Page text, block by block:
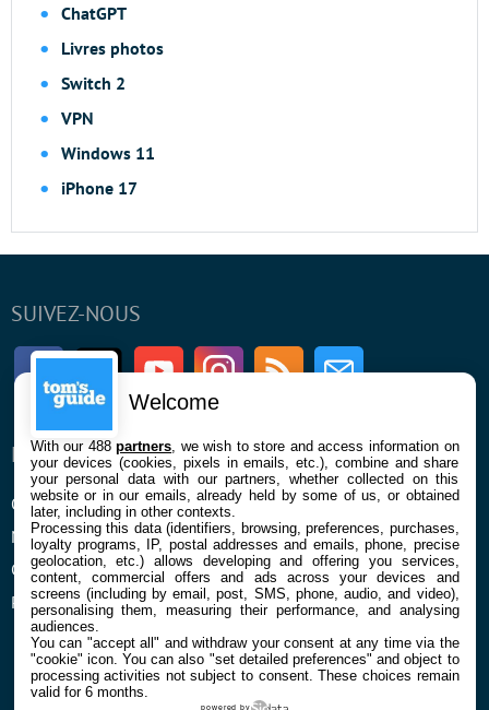
ChatGPT
Livres photos
Switch 2
VPN
Windows 11
iPhone 17
SUIVEZ-NOUS
FacebookTwitter Youtube InstagramRSS Newsletter
ENTREPRISE
Qui sommes nous
Mentions légales et CGU
Confidentialité et Cookies
Préférences cookies
À PROPOS
La rédaction
Contact
Welcome
With our 488partners , we wish to store and access information on
your devices (cookies, pixels in emails, etc.), combine and share
your personal data with our partners, whether collected on this
website or in our emails, already held by some of us, or obtained
later, including in other contexts.
Processing this data (identifiers, browsing, preferences, purchases,
loyalty programs, IP, postal addresses and emails, phone, precise
geolocation, etc.) allows developing and offering you services,
content, commercial offers and ads across your devices and
screens (including by email, post, SMS, phone, audio, and video),
personalising them, measuring their performance, and analysing
audiences.
You can "accept all" and withdraw your consent at any time via the
"cookie" icon. You can also "set detailed preferences" and object to
processing activities not subject to consent. These choices remain
valid for 6 months.
powered by